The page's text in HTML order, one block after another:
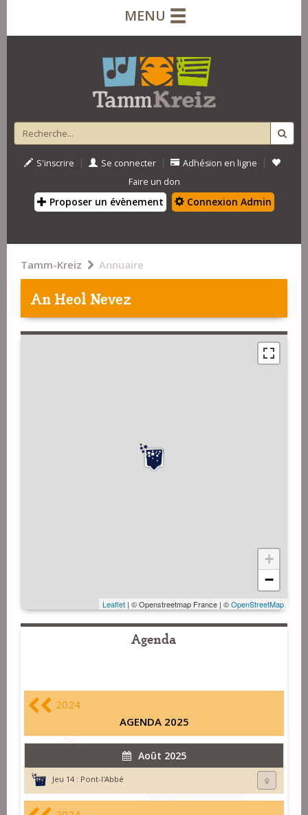
MENU
S'inscrire | Se connecter | Adhésion en ligne |
Faire un don
Proposer un évènement Connexion Admin
Tamm-Kreiz Annuaire
An Heol Nevez
+
−
Leaflet | © Openstreetmap France | ©OpenStreetMap
Agenda
2024
AGENDA 2025
Août 2025
Jeu 14 : Pont-l'Abbé